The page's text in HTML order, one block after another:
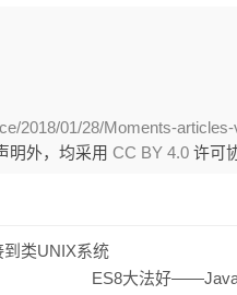
2018/01/28/Moments-
明外，均采用CC BY 4.0 许可
类UNIX系统
ES8大法好